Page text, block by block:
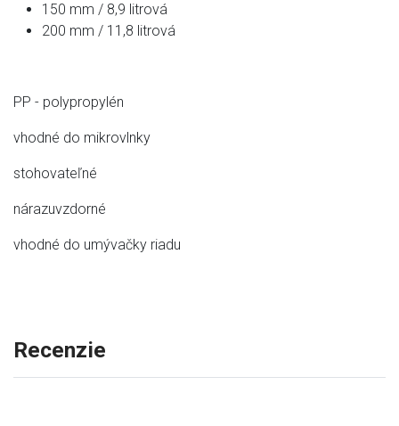
150 mm / 8,9 litrová
200 mm / 11,8 litrová
PP - polypropylén
vhodné do mikrovlnky
stohovateľné
nárazuvzdorné
vhodné do umývačky riadu
Recenzie